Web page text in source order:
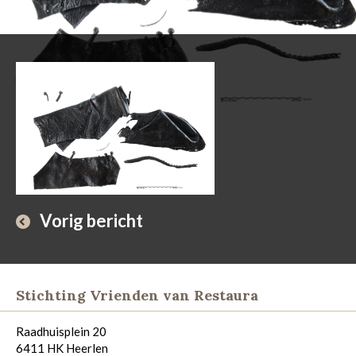
Vorig bericht
Stichting Vrienden van Restaura
Raadhuisplein 20
6411 HK Heerlen